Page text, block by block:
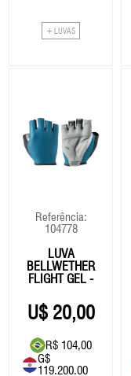
+ LUVAS
Referência:
104778
LUVA
BELLWETHER
FLIGHT GEL -
20,00
R$ 104,00
G$
119.200.00